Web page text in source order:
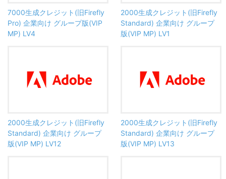
7000生成クレジット(旧Firefly
Pro) 企業向け グループ版(VIP
MP) LV4
2000生成クレジット(旧Firefly
Standard) 企業向け グループ
版(VIP MP) LV1
2000生成クレジット(旧Firefly
Standard) 企業向け グループ
版(VIP MP) LV12
2000生成クレジット(旧Firefly
Standard) 企業向け グループ
版(VIP MP) LV13